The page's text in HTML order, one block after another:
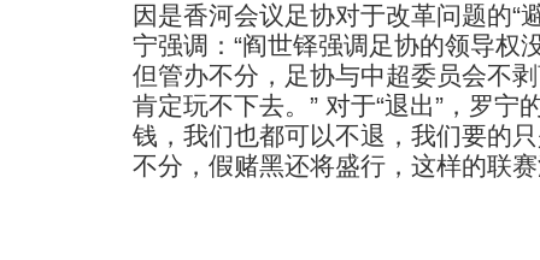
因是香河会议足协对于改革问题的“
宁强调：“阎世铎强调足协的领导权
但管办不分，足协与中超委员会不
肯定玩不下去。” 对于“退出”，罗宁
钱，我们也都可以不退，我们要的
不分，假赌黑还将盛行，这样的联